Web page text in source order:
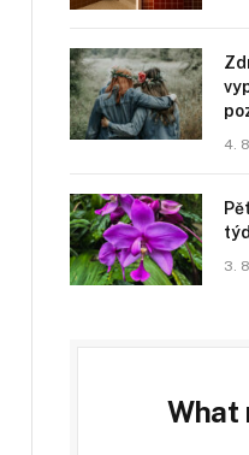
4.
3.
What